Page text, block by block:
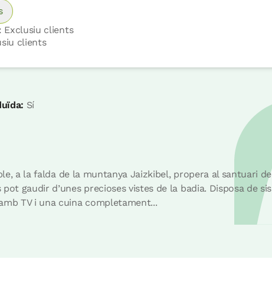
Preu habitació des de
Opcions:
Exclusiu clients
clients
Sí
a la falda de la muntanya Jaizkibel, propera al santuari de
gaudir d’unes precioses vistes de la badia. Disposa de sis
TV i una cuina completament...